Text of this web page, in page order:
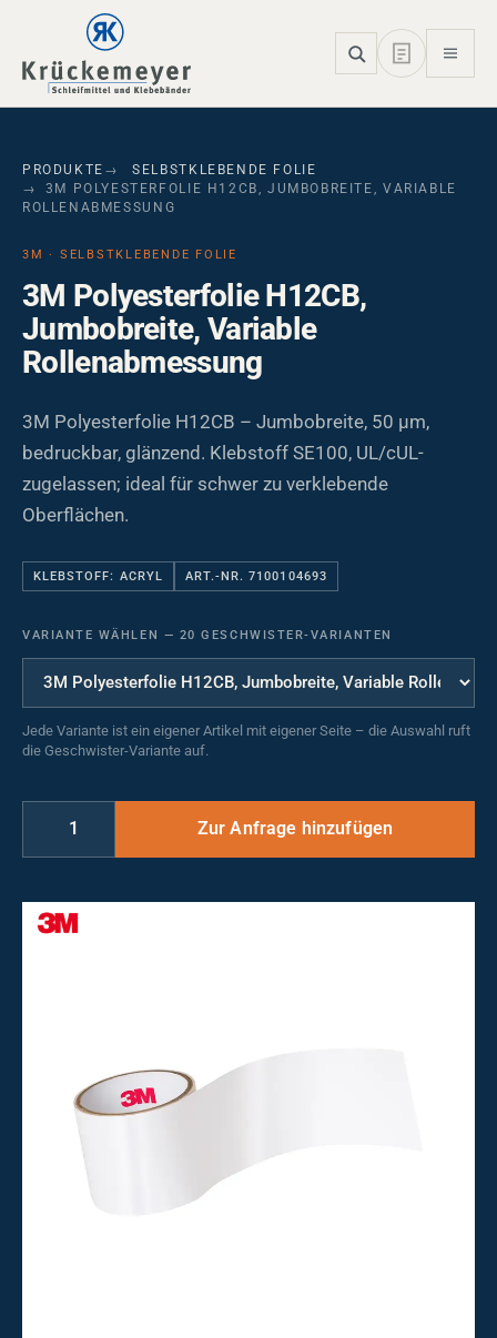
Skip to main navigation
Skip to main content
Skip to page footer
PRODUKTE
SELBSTKLEBENDE FOLIE
3M POLYESTERFOLIE H12CB, JUMBOBREITE, VARIABLE
ROLLENABMESSUNG
3M · SELBSTKLEBENDE FOLIE
3M Polyesterfolie H12CB,
Jumbobreite, Variable
Rollenabmessung
3M Polyesterfolie H12CB – Jumbobreite, 50 µm,
bedruckbar, glänzend. Klebstoff SE100, UL/cUL-
zugelassen; ideal für schwer zu verklebende
Oberflächen.
KLEBSTOFF: ACRYL ART.-NR. 7100104693
VARIANTE WÄHLEN — 20 GESCHWISTER-VARIANTEN
Jede Variante ist ein eigener Artikel mit eigener Seite – die Auswahl ruft
die Geschwister-Variante auf.